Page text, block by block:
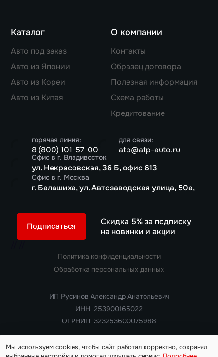
Каталог
Авто под заказ
Авто из Японии
Авто из Кореи
Авто из Китая
О компании
Контакты
Образец договора
Полезная информация
Схема работы
Кредитование
горячая линия:
8 (800) 101-57-00
для связи:
atp@atp-auto.ru
Офис в г. Владивосток
ул. Некрасовская, 36 Б, офис 613
Офис в г. Москва
г. Балашиха, ул. Автозаводская улица, 50а,
Скидка 5% за подписку
на новинки и акции
Подписаться
Политика конфиденциальности
Обработка персональных данных
ИП Русинов Александр Анатольевич
ИНН: 253900165022
ОГРНИП: 323253600075988
Мы используем cookies, чтобы сайт работал корректно, сохранял